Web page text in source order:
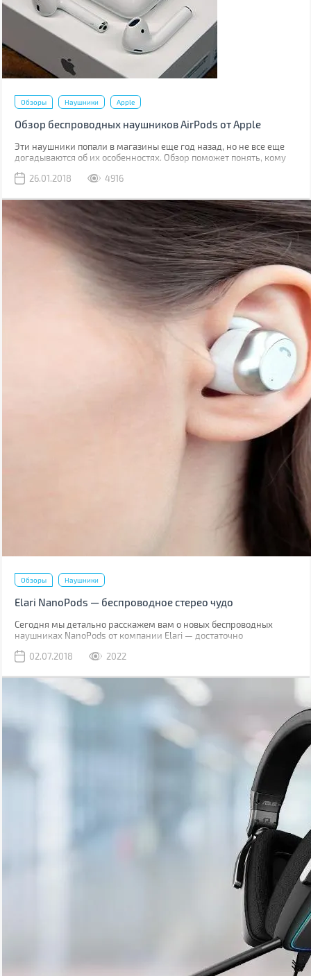
Обзоры Наушники Apple
Обзор беспроводных наушников AirPods от Apple
Эти наушники попали в магазины еще год назад, но не все еще
догадываются об их особенностях. Обзор поможет понять, кому
26.01.2018
4916
Обзоры Наушники
Elari NanoPods — беспроводное стерео чудо
Сегодня мы детально расскажем вам о новых беспроводных
наушниках NanoPods от компании Elari — достаточно
позиционирует свое новое детище как наушники со звучанием
02.07.2018 2022